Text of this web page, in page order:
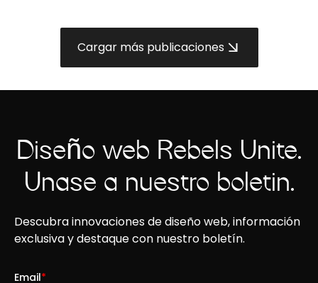
Cargar más publicaciones
Diseño web Rebels Unite.
Únase a nuestro boletín.
Descubra innovaciones de diseño web, información
exclusiva y destaque con nuestro boletín.